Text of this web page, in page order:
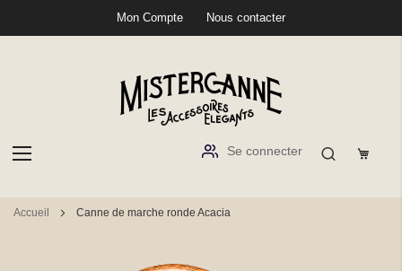
Mon Compte Nous contacter
Se connecter
Aller
Accueil Canne de marche ronde Acacia